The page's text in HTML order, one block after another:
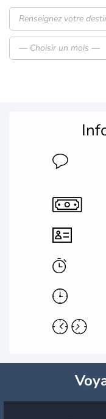
— Choisir un mois —